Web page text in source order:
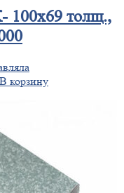
100х69 толщ.,
В корзину